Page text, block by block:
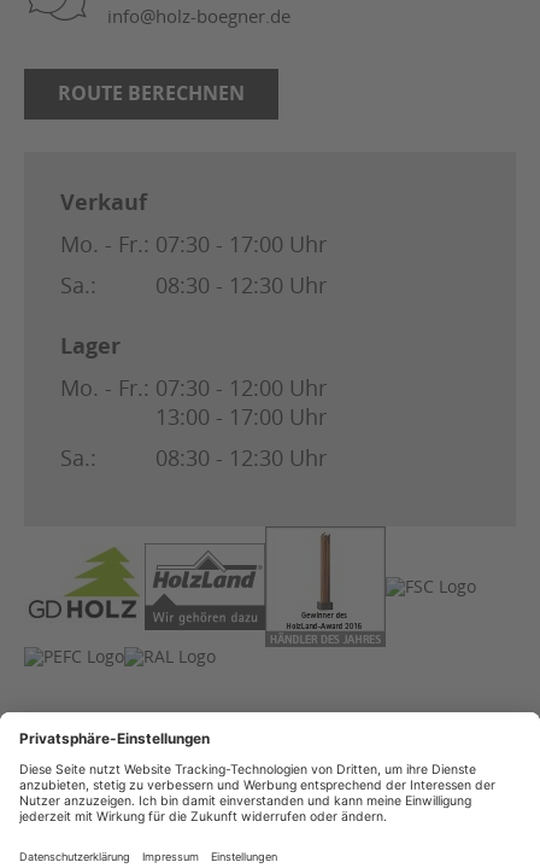
info@holz-boegner.de
ROUTE BERECHNEN
Verkauf
Mo. - Fr.: 07:30 - 17:00 Uhr
Sa.:
08:30 - 12:30 Uhr
Lager
Mo. - Fr.: 07:30 - 12:00 Uhr
13:00 - 17:00 Uhr
Sa.:
08:30 - 12:30 Uhr
Impressum